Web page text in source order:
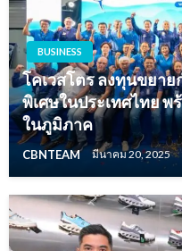
BUSINESS
โคเวสโตร ลงทุนขยา
พิเศษในประเทศไทย
ในภูมิภาค
CBNTEAM มีนาคม 20, 2025